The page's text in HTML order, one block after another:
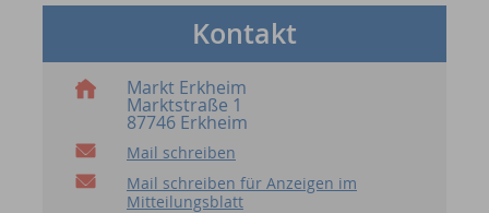
Kontakt
Markt Erkheim
Marktstraße 1
87746 Erkheim
Mail schreiben
Mail schreiben für Anzeigen im
Mitteilungsblatt